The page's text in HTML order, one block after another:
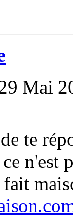
Mai
te
n'est